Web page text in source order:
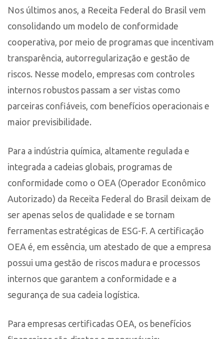
Nos últimos anos, a Receita Federal do Brasil vem
consolidando um modelo de conformidade
cooperativa, por meio de programas que incentivam
transparência, autorregularização e gestão de
riscos. Nesse modelo, empresas com controles
internos robustos passam a ser vistas como
parceiras confiáveis, com benefícios operacionais e
maior previsibilidade.
Para a indústria química, altamente regulada e
integrada a cadeias globais, programas de
conformidade como o OEA (Operador Econômico
Autorizado) da Receita Federal do Brasil deixam de
ser apenas selos de qualidade e se tornam
ferramentas estratégicas de ESG-F. A certificação
OEA é, em essência, um atestado de que a empresa
possui uma gestão de riscos madura e processos
internos que garantem a conformidade e a
segurança de sua cadeia logística.
Para empresas certificadas OEA, os benefícios